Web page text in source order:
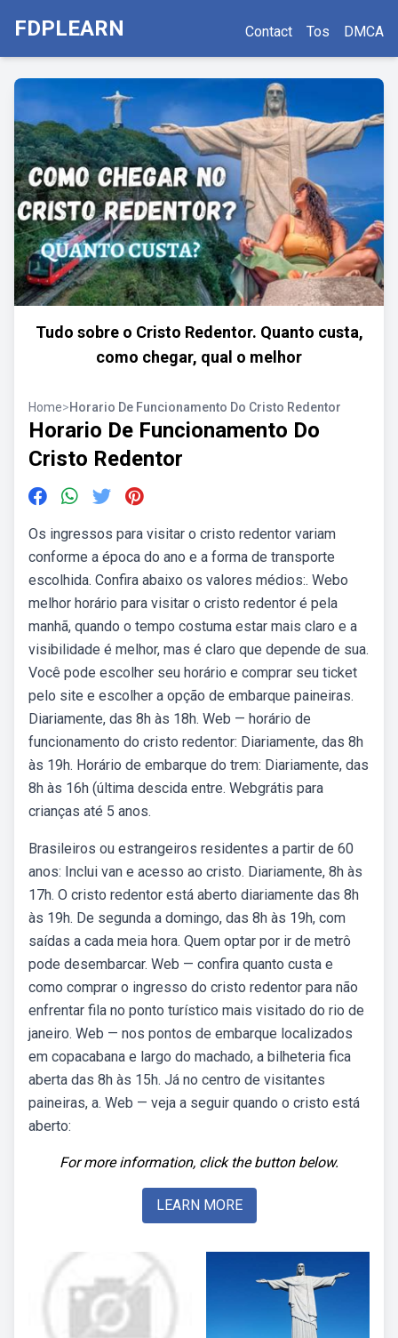
FDPLEARN Contact Tos DMCA
Tudo sobre o Cristo Redentor. Quanto custa,
como chegar, qual o melhor
Home>Horario De Funcionamento Do Cristo Redentor
Horario De Funcionamento Do
Cristo Redentor
Os ingressos para visitar o cristo redentor variam
conforme a época do ano e a forma de transporte
escolhida. Confira abaixo os valores médios:. Webo
melhor horário para visitar o cristo redentor é pela
manhã, quando o tempo costuma estar mais claro e a
visibilidade é melhor, mas é claro que depende de sua.
Você pode escolher seu horário e comprar seu ticket
pelo site e escolher a opção de embarque paineiras.
Diariamente, das 8h às 18h. Web — horário de
funcionamento do cristo redentor: Diariamente, das 8h
às 19h. Horário de embarque do trem: Diariamente, das
8h às 16h (última descida entre. Webgrátis para
crianças até 5 anos.
Brasileiros ou estrangeiros residentes a partir de 60
anos: Inclui van e acesso ao cristo. Diariamente, 8h às
17h. O cristo redentor está aberto diariamente das 8h
às 19h. De segunda a domingo, das 8h às 19h, com
saídas a cada meia hora. Quem optar por ir de metrô
pode desembarcar. Web — confira quanto custa e
como comprar o ingresso do cristo redentor para não
enfrentar fila no ponto turístico mais visitado do rio de
janeiro. Web — nos pontos de embarque localizados
em copacabana e largo do machado, a bilheteria fica
aberta das 8h às 15h. Já no centro de visitantes
paineiras, a. Web — veja a seguir quando o cristo está
aberto:
For more information, click the button below.
LEARN MORE